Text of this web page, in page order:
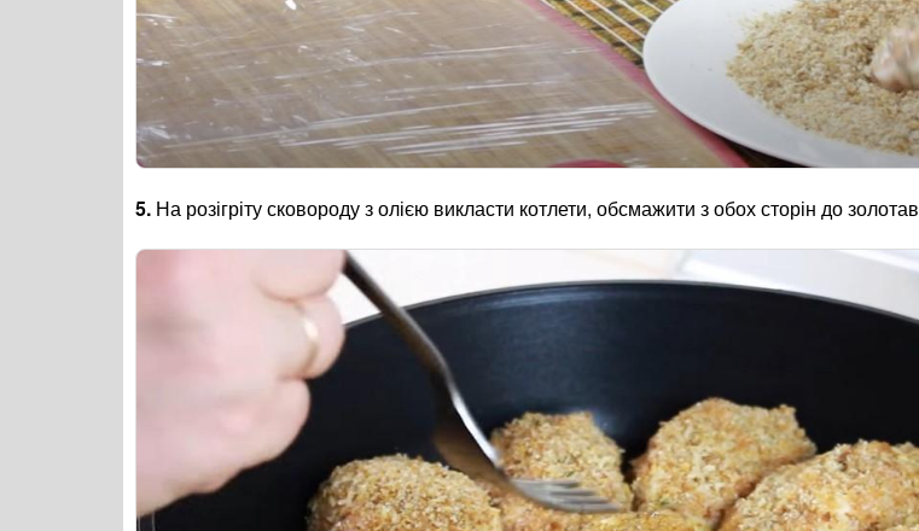
5. На розігріту сковороду з олією викласти котлети, обсмажити з обох сторін до